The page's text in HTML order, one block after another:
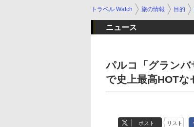
トラベル Watch 旅の情報 目的
ニュース
パルコ「グランバ
で史上最高HOTな
ポスト リスト